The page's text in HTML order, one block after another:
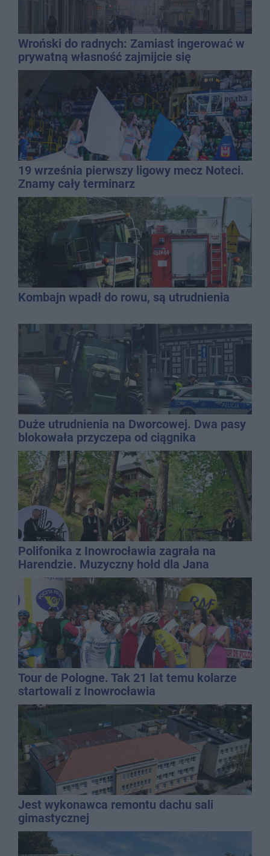
Wroński do radnych: Zamiast ingerować w
prywatną własność zajmijcie się
gospodarką
19 września pierwszy ligowy mecz Noteci.
Znamy cały terminarz
Kombajn wpadł do rowu, są utrudnienia
Duże utrudnienia na Dworcowej. Dwa pasy
blokowała przyczepa od ciągnika
Polifonika z Inowrocławia zagrała na
Harendzie. Muzyczny hołd dla Jana
Kasprowicza
Tour de Pologne. Tak 21 lat temu kolarze
startowali z Inowrocławia
Jest wykonawca remontu dachu sali
gimastycznej